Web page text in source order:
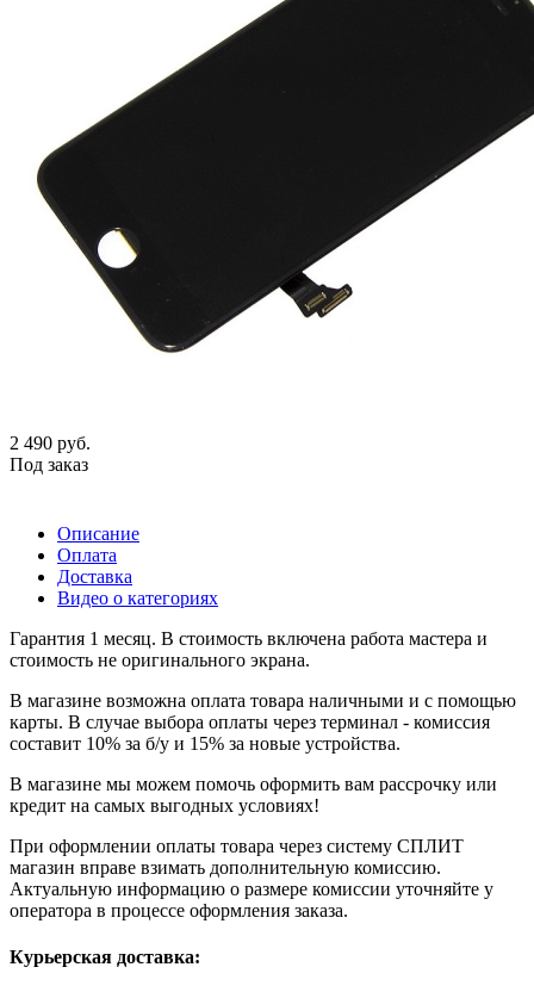
2 490 руб.
Под заказ
Описание
Оплата
Доставка
Видео о категориях
Гарантия 1 месяц. В стоимость включена работа мастера и
стоимость не оригинального экрана.
В магазине возможна оплата товара наличными и с помощью
карты. В случае выбора оплаты через терминал - комиссия
составит 10% за б/у и 15% за новые устройства.
В магазине мы можем помочь оформить вам рассрочку или
кредит на самых выгодных условиях!
При оформлении оплаты товара через систему СПЛИТ
магазин вправе взимать дополнительную комиссию.
Актуальную информацию о размере комиссии уточняйте у
оператора в процессе оформления заказа.
Курьерская доставка: